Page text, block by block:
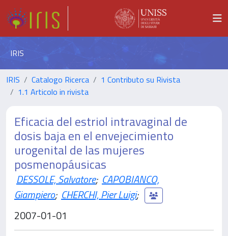
IRIS
IRIS Catalogo Ricerca
1 Contributo su Rivista
1.1 Articolo in rivista
Eficacia del estriol intravaginal de
dosis baja en el envejecimiento
urogenital de las mujeres
posmenopáusicas
DESSOLE, Salvatore; CAPOBIANCO,
Giampiero; CHERCHI, Pier Luigi;
2007-01-01